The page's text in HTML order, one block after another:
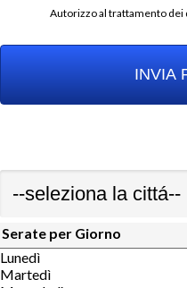
Autorizzo al trattamento dei
Serate per Giorno
Lunedì
Martedì